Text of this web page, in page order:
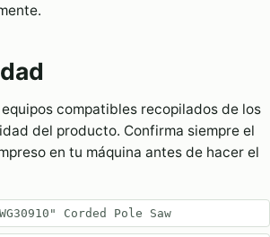
compatibles recopilados de los
del producto. Confirma siempre el
en tu máquina antes de hacer el
WG30910" Corded Pole Saw